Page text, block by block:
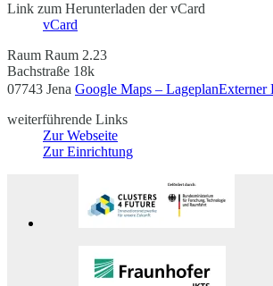
Link zum Herunterladen der vCard
vCard
Raum Raum 2.23
Bachstraße 18k
07743 Jena Google Maps – LageplanExterner
weiterführende Links
Zur Webseite
Zur Einrichtung